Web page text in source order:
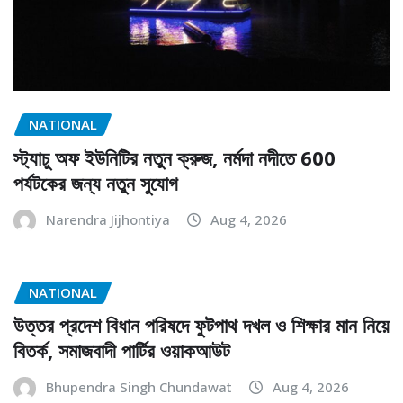
NATIONAL
স্ট্যাচু অফ ইউনিটির নতুন ক্রুজ, নর্মদা নদীতে 600
পর্যটকের জন্য নতুন সুযোগ
Narendra Jijhontiya Aug 4, 2026
NATIONAL
উত্তর প্রদেশ বিধান পরিষদে ফুটপাথ দখল ও শিক্ষার মান নিয়ে
বিতর্ক, সমাজবাদী পার্টির ওয়াকআউট
Bhupendra Singh Chundawat Aug 4, 2026